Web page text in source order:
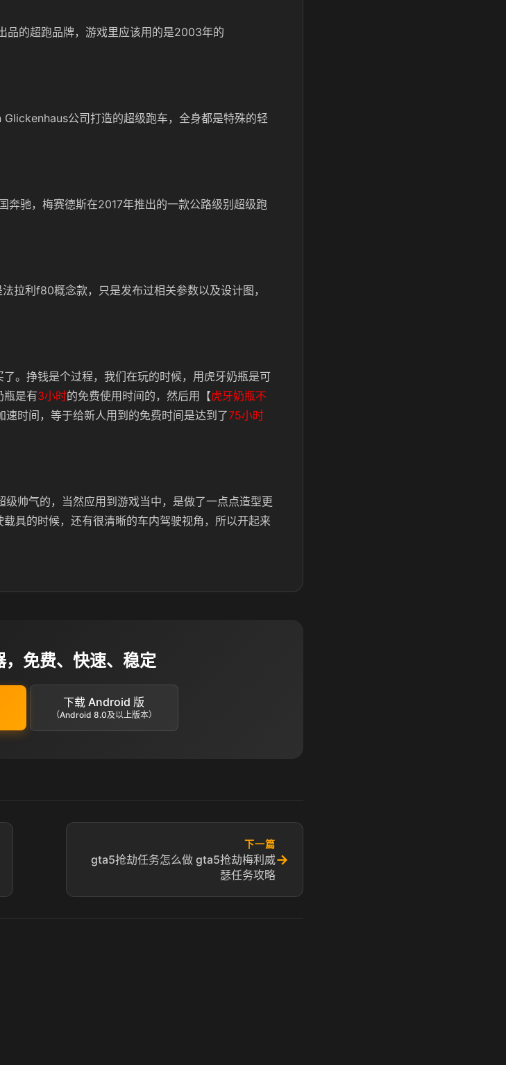
品的超跑品牌，游戏里应该用的是2003年的
公司打造的超级跑车，全身都是特殊的轻
奔驰，梅赛德斯在2017年推出的一款公路级别超级跑
拉利f80概念款，只是发布过相关参数以及设计图，
。挣钱是个过程，我们在玩的时候，用虎牙奶瓶是可
瓶是有3小时的免费使用时间的，然后用【虎牙奶瓶不
速时间，等于给新人用到的免费时间是达到了75小时
帅气的，当然应用到游戏当中，是做了一点点造型更
具的时候，还有很清晰的车内驾驶视角，所以开起来
，免费、快速、稳定
下载 Android 版
（Android 8.0及以上版本）
下一篇
gta5抢劫任务怎么做 gta5抢劫梅利威
瑟任务攻略
→